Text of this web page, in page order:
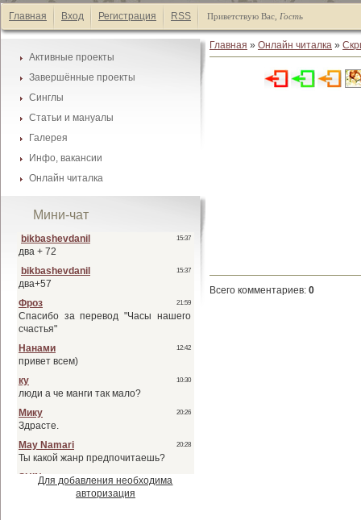
Главная Вход Регистрация RSS Приветствую Вас Гость
Активные проекты
Каталог манги
Список А-Я
Завершённые проекты
Каталог манги
Список А-Я
Синглы
Каталог манги
Список А-Я
Статьи и мануалы
Каталог статей
Список А-Я
Галерея
Галеея фонов
Галеея скринтонов
Инфо, вакансии
Наши друзья
Наши баннеры
Вакансии
Онлайн читалка
Завершённые проекты
Синглы
Мини-чат
Для добавления необходима
авторизация
Главная » Онлайн читалка »
Всего комментариев: 0